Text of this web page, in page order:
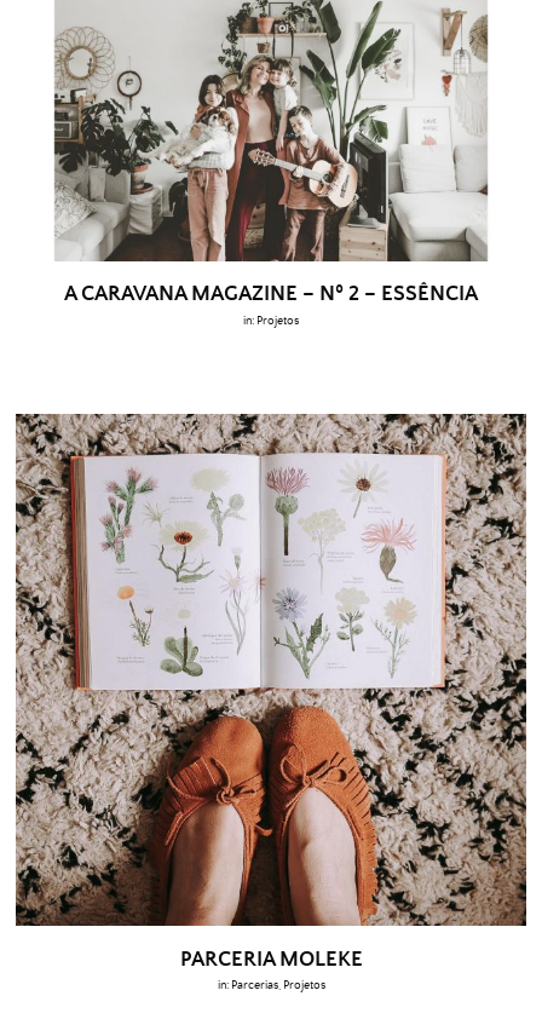
A CARAVANA MAGAZINE – Nº 2 – ESSÊNCIA
in: Projetos
PARCERIA MOLEKE
in: Parcerias, Projetos